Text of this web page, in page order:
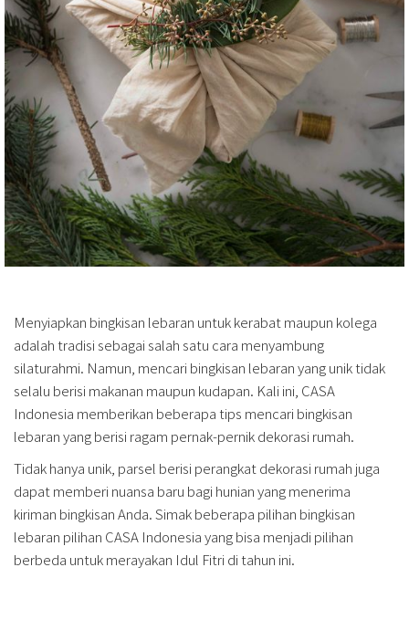
Menyiapkan bingkisan lebaran untuk kerabat maupun kolega
adalah tradisi sebagai salah satu cara menyambung
silaturahmi. Namun, mencari bingkisan lebaran yang unik tidak
selalu berisi makanan maupun kudapan. Kali ini, CASA
Indonesia memberikan beberapa tips mencari bingkisan
lebaran yang berisi ragam pernak-pernik dekorasi rumah.
Tidak hanya unik, parsel berisi perangkat dekorasi rumah juga
dapat memberi nuansa baru bagi hunian yang menerima
kiriman bingkisan Anda. Simak beberapa pilihan bingkisan
lebaran pilihan CASA Indonesia yang bisa menjadi pilihan
berbeda untuk merayakan Idul Fitri di tahun ini.